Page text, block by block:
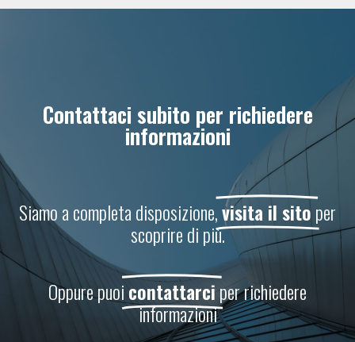
Contattaci subito per richiedere
informazioni
Siamo a completa disposizione,visita il sitoper
scoprire di più.
Oppure puoicontattarciper richiedere
informazioni